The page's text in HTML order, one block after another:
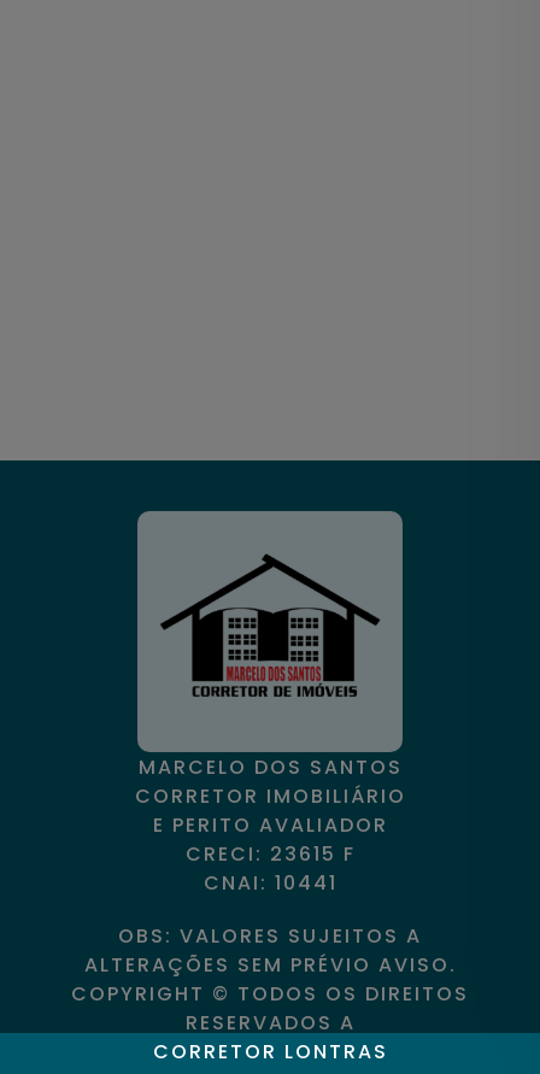
MARCELO DOS SANTOS
CORRETOR IMOBILIÁRIO
E PERITO AVALIADOR
CRECI: 23615 F
CNAI: 10441
OBS: VALORES SUJEITOS A
ALTERAÇÕES SEM PRÉVIO AVISO.
COPYRIGHT © TODOS OS DIREITOS
RESERVADOS A
CORRETOR LONTRAS